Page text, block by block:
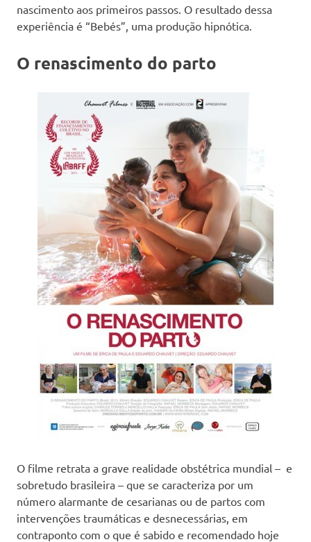
nascimento aos primeiros passos. O resultado dessa
experiência é “Bebés”, uma produção hipnótica.
O renascimento do parto
O filme retrata a grave realidade obstétrica mundial – e
sobretudo brasileira – que se caracteriza por um
número alarmante de cesarianas ou de partos com
intervenções traumáticas e desnecessárias, em
contraponto com o que é sabido e recomendado hoje